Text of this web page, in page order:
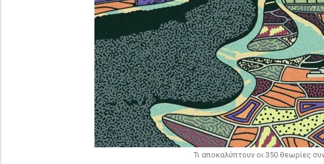
Τι αποκαλύπτουν οι 350 θεωρίες